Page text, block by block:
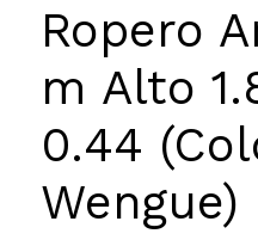
Ropero
m Alto
0.44
Wengue)